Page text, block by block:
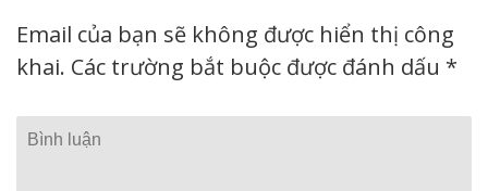
Email của bạn sẽ không được hiển thị công
khai. Các trường bắt buộc được đánh dấu *
Bình